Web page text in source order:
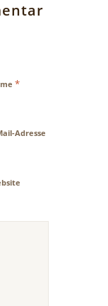
*
Adresse